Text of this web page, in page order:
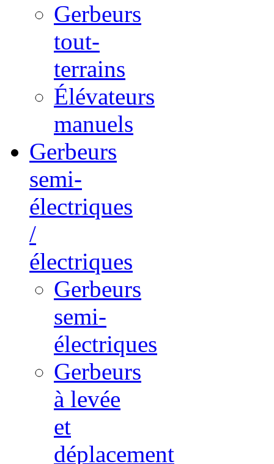
Gerbeurs
tout-
terrains
Élévateurs
manuels
Gerbeurs
semi-
électriques
/
électriques
Gerbeurs
semi-
électriques
Gerbeurs
à levée
et
déplacement